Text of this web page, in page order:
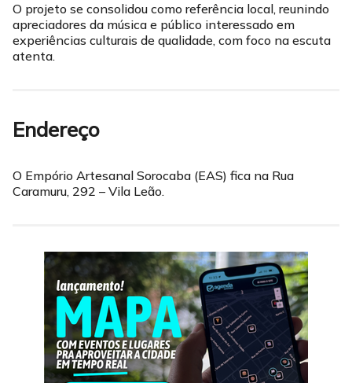
O projeto se consolidou como referência local, reunindo
apreciadores da música e público interessado em
experiências culturais de qualidade, com foco na escuta
atenta.
Endereço
O Empório Artesanal Sorocaba (EAS) fica na Rua
Caramuru, 292 – Vila Leão.